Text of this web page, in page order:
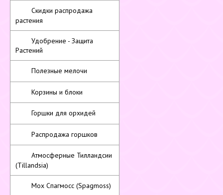
Скидки распродажа
растения
Удобрение - Защита
Растений
Полезные мелочи
Корзины и блоки
Горшки для орхидей
Распродажа горшков
Атмосферные Тилландсии
(Tillandsia)
Мох Спагмосс (Spagmoss)